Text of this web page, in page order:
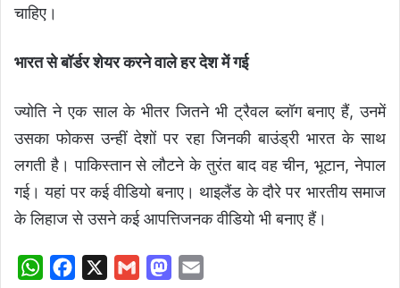
चाहिए।
भारत से बॉर्डर शेयर करने वाले हर देश में गई
ज्योति ने एक साल के भीतर जितने भी ट्रैवल ब्लॉग बनाए हैं, उनमें
उसका फोकस उन्हीं देशों पर रहा जिनकी बाउंड्री भारत के साथ
लगती है। पाकिस्तान से लौटने के तुरंत बाद वह चीन, भूटान, नेपाल
गई। यहां पर कई वीडियो बनाए। थाइलैंड के दौरे पर भारतीय समाज
के लिहाज से उसने कई आपत्तिजनक वीडियो भी बनाए हैं।
W
M